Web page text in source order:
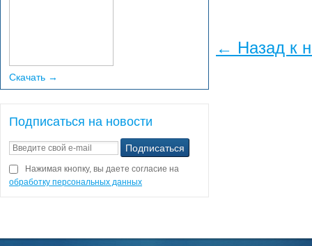
← Назад к
Скачать →
Подписаться на новости
Нажимая кнопку, вы даете согласие на
обработку персональных данных